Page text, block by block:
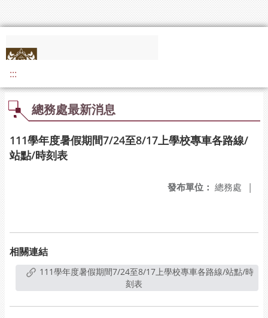
:::
總務處最新消息
111學年度暑假期間7/24至8/17上學校專車各路線/
站點/時刻表
發布單位： 總務處 |
相關連結
刻表